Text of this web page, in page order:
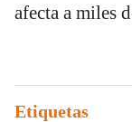
afecta a miles
Etiquetas